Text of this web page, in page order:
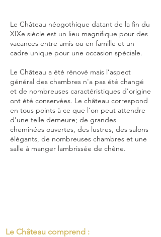
Le Château néogothique datant de la fin du
XIXe siècle est un lieu magnifique pour des
vacances entre amis ou en famille et un
cadre unique pour une occasion spéciale.
Le Château a été rénové mais l’aspect
général des chambres n'a pas été changé
et de nombreuses caractéristiques d'origine
ont été conservées. Le château correspond
en tous points à ce que l’on peut attendre
d'une telle demeure; de grandes
cheminées ouvertes, des lustres, des salons
élégants, de nombreuses chambres et une
salle à manger lambrissée de chêne.
Le Château comprend :